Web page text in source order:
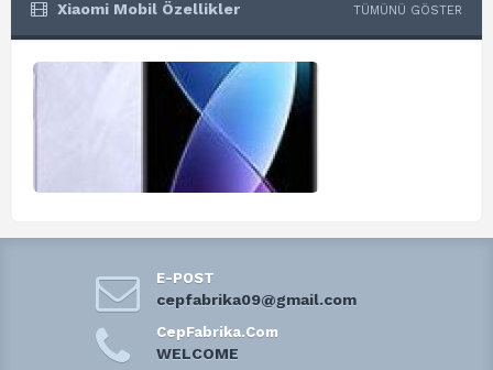
Xiaomi Mobil Özellikler TÜMÜNÜ GÖSTER
E-POST
cepfabrika09@gmail.com
CepFabrika.Com
WELCOME